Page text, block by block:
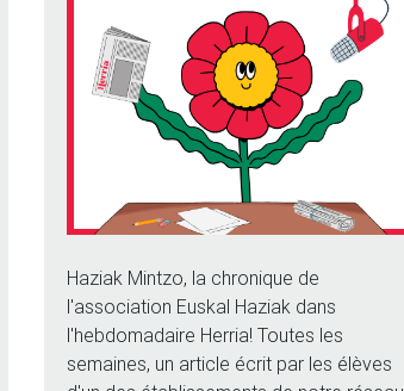
Haziak Mintzo, la chronique de
l'association Euskal Haziak dans
l'hebdomadaire Herria! Toutes les
semaines, un article écrit par les élèves